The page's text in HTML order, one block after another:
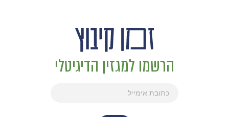
הרשמו למגזין הדיגיטלי